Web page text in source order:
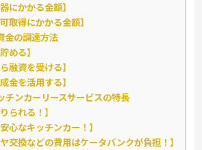
にかかる金額】
取得にかかる金額】
金の調達方法
める】
融資を受ける】
金を活用する】
チンカーリースサービスの特長
られる！】
心なキッチンカー！】
交換などの費用はケータバンクが負担！】